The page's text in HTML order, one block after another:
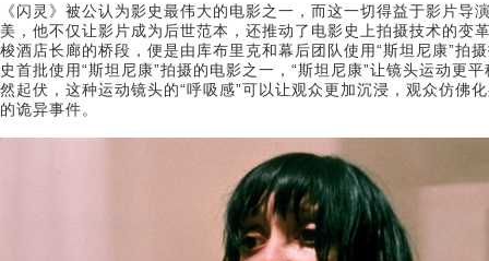
《闪灵》被公认为影史最伟大的电影之一，而这一切得益于影片导
美，他不仅让影片成为后世范本，还推动了电影史上拍摄技术的变
梭酒店长廊的桥段，便是由库布里克和幕后团队使用“斯坦尼康”拍
史首批使用“斯坦尼康”拍摄的电影之一，“斯坦尼康”让镜头运动更
然起伏，这种运动镜头的“呼吸感”可以让观众更加沉浸，观众仿佛
的诡异事件。